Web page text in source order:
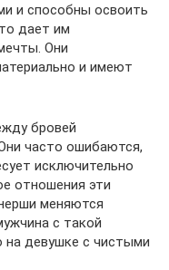
и способны освоить
дает им
Они
и имеют
бровей
часто ошибаются,
исключительно
отношения эти
меняются
с такой
девушке с чистыми